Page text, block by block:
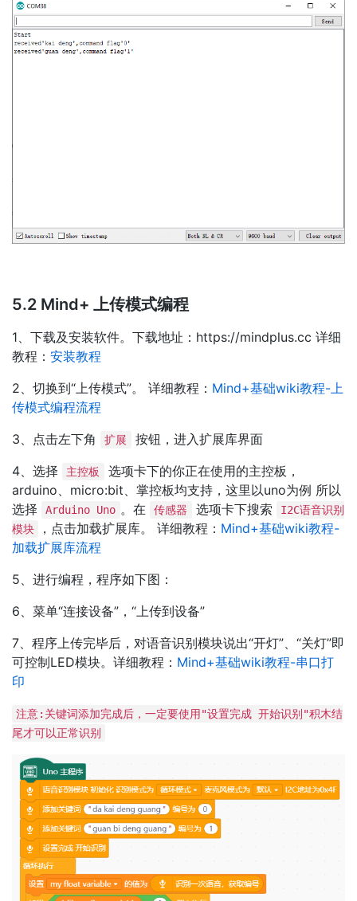
5.2 Mind+ 上传模式编程
1、下载及安装软件。下载地址：https://mindplus.cc 详细
教程： 安装教程
2、切换到“上传模式”。 详细教程： Mind+基础wiki教程-上
传模式编程流程
3、点击左下角
扩展
按钮，进入扩展库界面
4、选择
主控板
选项卡下的你正在使用的主控板，
arduino、micro:bit、掌控板均支持，这里以uno为例 所以
选择
Arduino Uno 。在 传感器 选项卡下搜索
I2C语音识别
模块
，点击加载扩展库。 详细教程： Mind+基础wiki教程-
加载扩展库流程
5、进行编程，程序如下图：
6、菜单“连接设备”，“上传到设备”
7、程序上传完毕后，对语音识别模块说出“开灯”、“关灯”即
可控制LED模块。详细教程： Mind+基础wiki教程-串口打
印
注意:关键词添加完成后，一定要使用"设置完成 开始识别"积木结
尾才可以正常识别